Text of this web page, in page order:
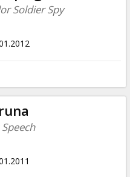
Soldier Spy